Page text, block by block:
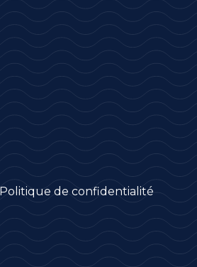
Politique de confidentialité